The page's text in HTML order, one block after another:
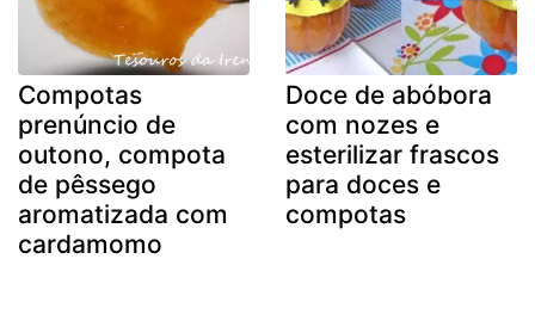
Compotas
prenúncio de
outono, compota
de pêssego
aromatizada com
cardamomo
Doce de abóbora
com nozes e
esterilizar frascos
para doces e
compotas